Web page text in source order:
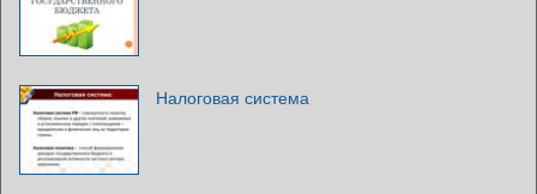
Налоговая система